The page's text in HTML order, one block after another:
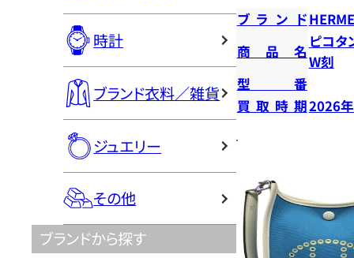
時計
ブランド衣料／雑貨
ジュエリー
その他
ブランドから探す
ブランド
商品名
ピコタ
W刻
型番
買取時期2026